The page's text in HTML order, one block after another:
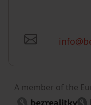
A member of the